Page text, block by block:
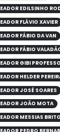
EDILSINHO
FLÁVIO XAVIER
FÁBIO DA VAN
FÁBIO
GIBI
HELDER
JOSÉ SOARES
JOÃO MOTA
MESSIAS BRITO